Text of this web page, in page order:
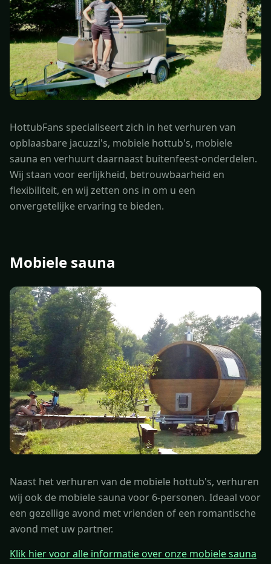
HottubFans specialiseert zich in het verhuren van
opblaasbare jacuzzi's, mobiele hottub's, mobiele
sauna en verhuurt daarnaast buitenfeest-onderdelen.
Wij staan voor eerlijkheid, betrouwbaarheid en
flexibiliteit, en wij zetten ons in om u een
onvergetelijke ervaring te bieden.
Mobiele sauna
Naast het verhuren van de mobiele hottub's, verhuren
wij ook de mobiele sauna voor 6-personen. Ideaal voor
een gezellige avond met vrienden of een romantische
avond met uw partner.
Klik hier voor alle informatie over onze mobiele sauna